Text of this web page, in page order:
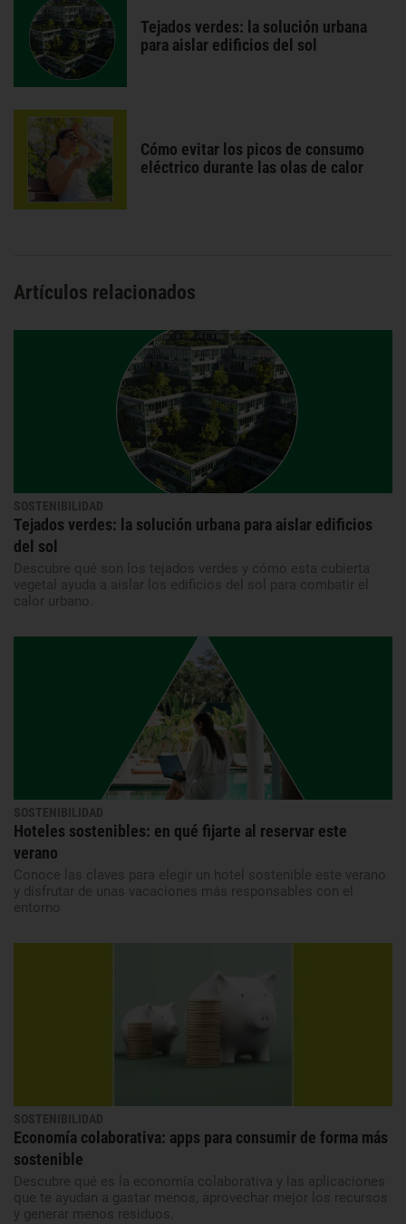
Tejados verdes: la solución urbana
para aislar edificios del sol
Cómo evitar los picos de consumo
eléctrico durante las olas de calor
Artículos relacionados
SOSTENIBILIDAD
Tejados verdes: la solución urbana para aislar edificios
del sol
Descubre qué son los tejados verdes y cómo esta cubierta
vegetal ayuda a aislar los edificios del sol para combatir el
calor urbano.
SOSTENIBILIDAD
Hoteles sostenibles: en qué fijarte al reservar este
verano
Conoce las claves para elegir un hotel sostenible este verano
y disfrutar de unas vacaciones más responsables con el
entorno
SOSTENIBILIDAD
Economía colaborativa: apps para consumir de forma más
sostenible
Descubre qué es la economía colaborativa y las aplicaciones
que te ayudan a gastar menos, aprovechar mejor los recursos
y generar menos residuos.